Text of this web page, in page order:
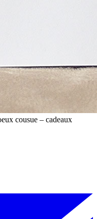
cousue – cadeaux